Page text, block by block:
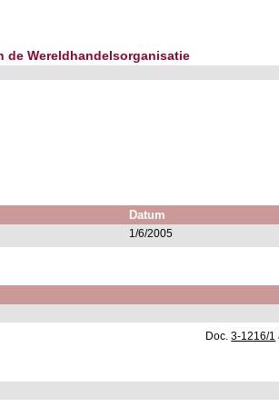
de Wereldhandelsorganisatie
Datum
1/6/2005
Doc.3-1216/1